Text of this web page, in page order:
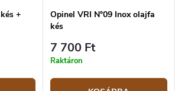
+
Opinel VRI N°09 Inox olajfa
kés
7 700 Ft
Raktáron